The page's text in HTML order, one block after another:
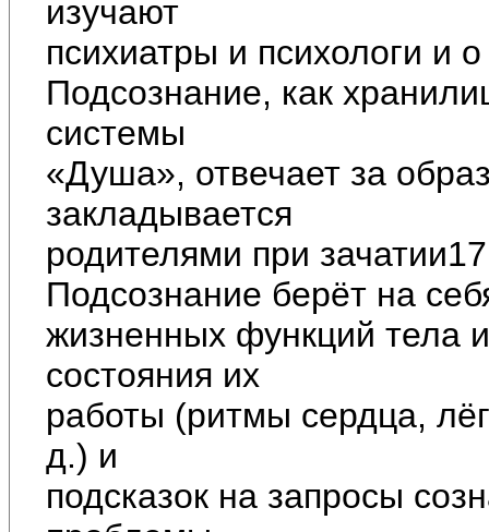
изучают
психиатры и психологи и
Подсознание, как
системы
«Душа», отвечает за
закладывается
родителями при
Подсознание берёт на
жизненных функций тела
состояния их
работы (ритмы сердца,
д.) и
подсказок на запросы